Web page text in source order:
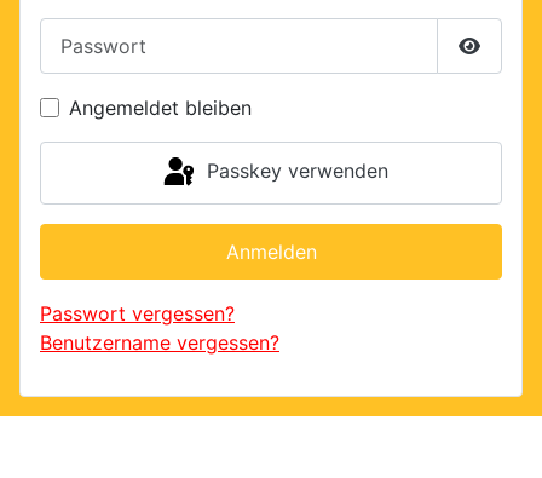
Angemeldet bleiben
Passkey verwenden
Anmelden
Passwort vergessen?
Benutzername vergessen?